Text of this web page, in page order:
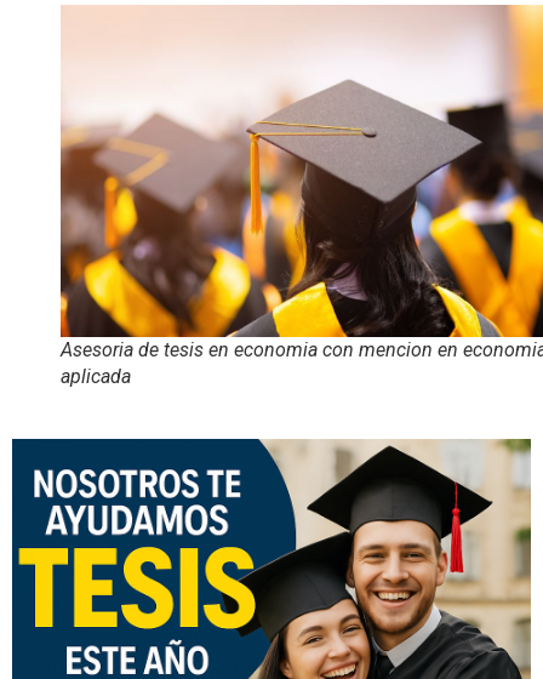
Asesoria de tesis en economia con mencion en
aplicada